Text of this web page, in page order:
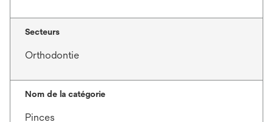
Secteurs
Orthodontie
Nom de la catégorie
Pinces